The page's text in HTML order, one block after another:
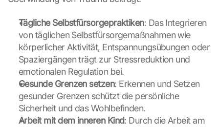
Tägliche Selbstfürsorgepraktiken: Das Integrieren
von täglichen Selbstfürsorgemaßnahmen wie
körperlicher Aktivität, Entspannungsübungen oder
Spaziergängen trägt zur Stressreduktion und
emotionalen Regulation bei.
Gesunde Grenzen setzen: Erkennen und Setzen
gesunder Grenzen schützt die persönliche
Sicherheit und das Wohlbefinden.
Arbeit mit dem inneren Kind: Durch die Arbeit am
a
s
-
K
a
r
e
z
u